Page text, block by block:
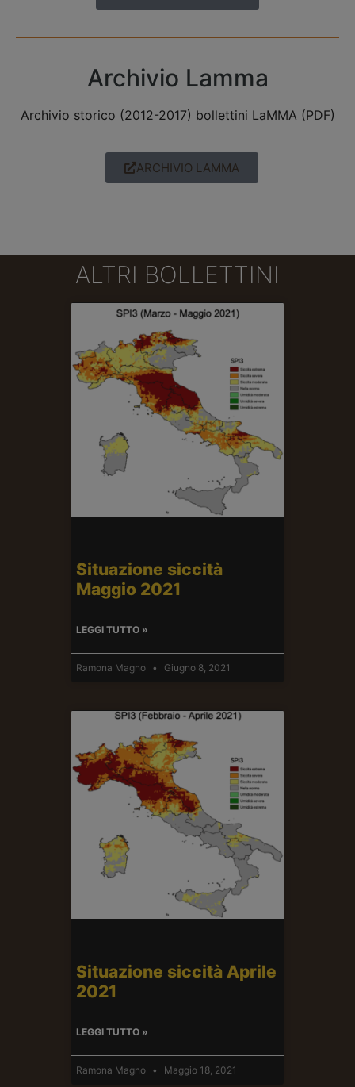
Archivio Lamma
Archivio storico (2012-2017) bollettini LaMMA (PDF)
ARCHIVIO LAMMA
ALTRI BOLLETTINI
Situazione siccità
Maggio 2021
LEGGI TUTTO »
Ramona Magno Giugno 8, 2021
Situazione siccità Aprile
2021
LEGGI TUTTO »
Ramona Magno Maggio 18, 2021